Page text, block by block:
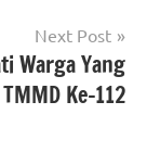
Next Post
Warga Yang
Ke-112